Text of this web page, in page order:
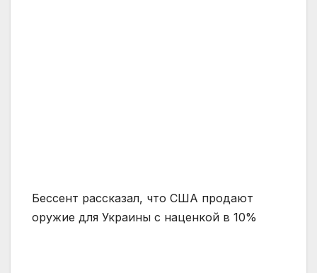
Бессент рассказал, что США продают
оружие для Украины с наценкой в 10%